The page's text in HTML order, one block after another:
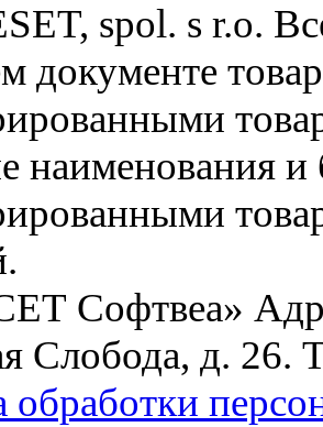
spol. s r.o.
документе
наименования
Софтвеа»
Слобода, д. 26.
обработки